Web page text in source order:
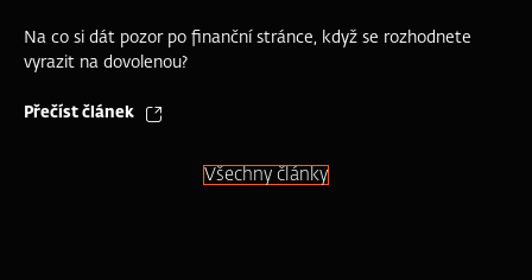
Na co si dát pozor po finanční stránce, když se rozhodnete
vyrazit na dovolenou?
Přečíst článek
Všechny články